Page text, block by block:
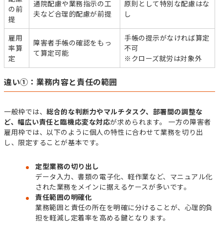
の前
提
通院配慮や業務指示の工
夫など合理的配慮が前提
原則として特別な配慮はな
し
雇用
率算
定
障害者手帳の確認をもっ
て算定可能
手帳の提示がなければ算定
不可
※クローズ就労は対象外
違い①：業務内容と責任の範囲
一般枠では、総合的な判断力やマルチタスク、部署間の調整な
ど、幅広い責任と臨機応変な対応が求められます。 一方の障害者
雇用枠では、以下のように個人の特性に合わせて業務を切り出
し、限定することが基本です。
定型業務の切り出し
データ入力、書類の電子化、軽作業など、マニュアル化
された業務をメインに据えるケースが多いです。
責任範囲の明確化
業務範囲と責任の所在を明確に分けることが、心理的負
担を軽減し定着率を高める鍵となります。